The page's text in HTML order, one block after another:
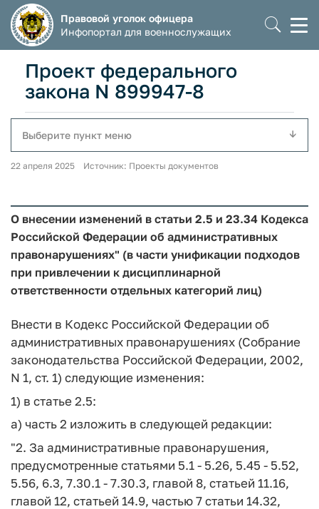
Правовой уголок офицера
Инфопортал для военнослужащих
Проект федерального
закона N 899947-8
Выберите пункт меню
22 апреля 2025 Источник: Проекты документов
О внесении изменений в статьи 2.5 и 23.34 Кодекса
Российской Федерации об административных
правонарушениях" (в части унификации подходов
при привлечении к дисциплинарной
ответственности отдельных категорий лиц)
Внести в Кодекс Российской Федерации об
административных правонарушениях (Собрание
законодательства Российской Федерации, 2002,
N 1, ст. 1) следующие изменения:
1) в статье 2.5:
а) часть 2 изложить в следующей редакции:
"2. За административные правонарушения,
предусмотренные статьями 5.1 - 5.26, 5.45 - 5.52,
5.56, 6.3, 7.30.1 - 7.30.3, главой 8, статьей 11.16,
главой 12, статьей 14.9, частью 7 статьи 14.32,